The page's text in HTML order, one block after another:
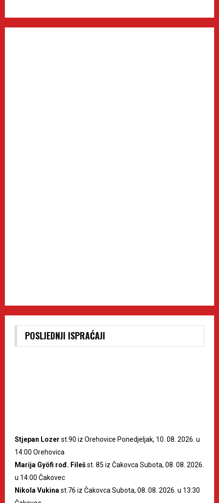
POSLJEDNJI ISPRAĆAJI
Stjepan Lozer st.90 iz Orehovice Ponedjeljak, 10. 08. 2026. u
14:00 Orehovica
Marija Gyöfi rođ. Filešst. 85 iz Čakovca Subota, 08. 08. 2026.
u 14:00 Čakovec
Nikola Vukinast.76 iz Čakovca Subota, 08. 08. 2026. u 13:30